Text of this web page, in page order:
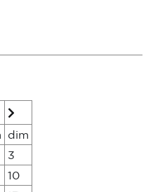
dim
3
10